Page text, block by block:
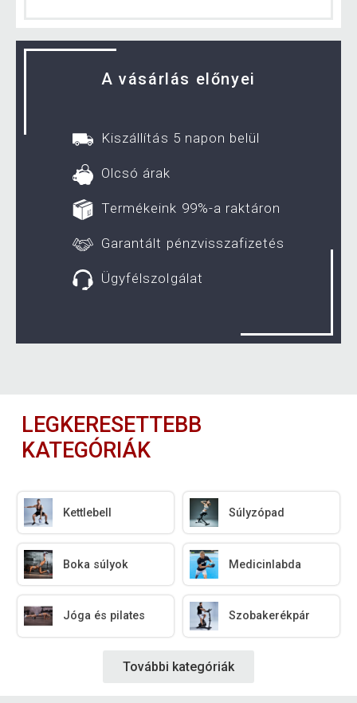
A vásárlás előnyei
Kiszállítás 5 napon belül
Olcsó árak
Termékeink 99%-a raktáron
Garantált pénzvisszafizetés
Ügyfélszolgálat
LEGKERESETTEBB
KATEGÓRIÁK
Kettlebell Súlyzópad
Boka súlyok Medicinlabda
Jóga és pilates Szobakerékpár
További kategóriák